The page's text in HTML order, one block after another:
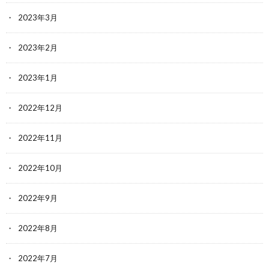
2023年3月
2023年2月
2023年1月
2022年12月
2022年11月
2022年10月
2022年9月
2022年8月
2022年7月